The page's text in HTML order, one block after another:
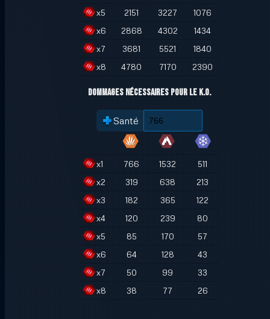
x5 2151 3227
1076
x6 2868 4302
1434
x7 3681 5521
1840
x8 4780 7170 2390
Dommages nécessaires pour le K.O.
Santé
x1 766 1532
511
x2 319 638
213
x3 182 365
122
x4 120 239
80
x5 85 170
57
x6 64 128
43
x7 50 99
33
x8 38 77 26